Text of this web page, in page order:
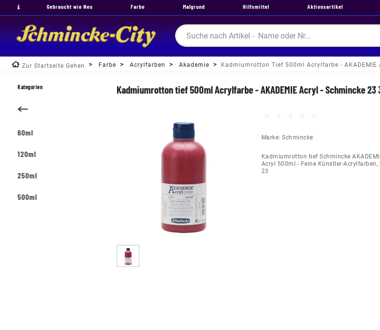
Gebraucht wie Neu Farbe Malgrund Hilfsmittel Aktionsartikel
Zur Startseite Gehen Farbe Acrylfarben Akademie Kadmiumrotton Tief 500ml Acrylfarbe - AKADEMIE
Kadmiumrotton tief 500ml Acrylfarbe - AKADEMIE Acryl - Schmincke 23
Marke:Schmincke
Kadmiumrotton tief Schmincke
Acryl 500ml - Feine Künstler-Acrylfarben,
23
Kategorien
60ml
120ml
250ml
500ml